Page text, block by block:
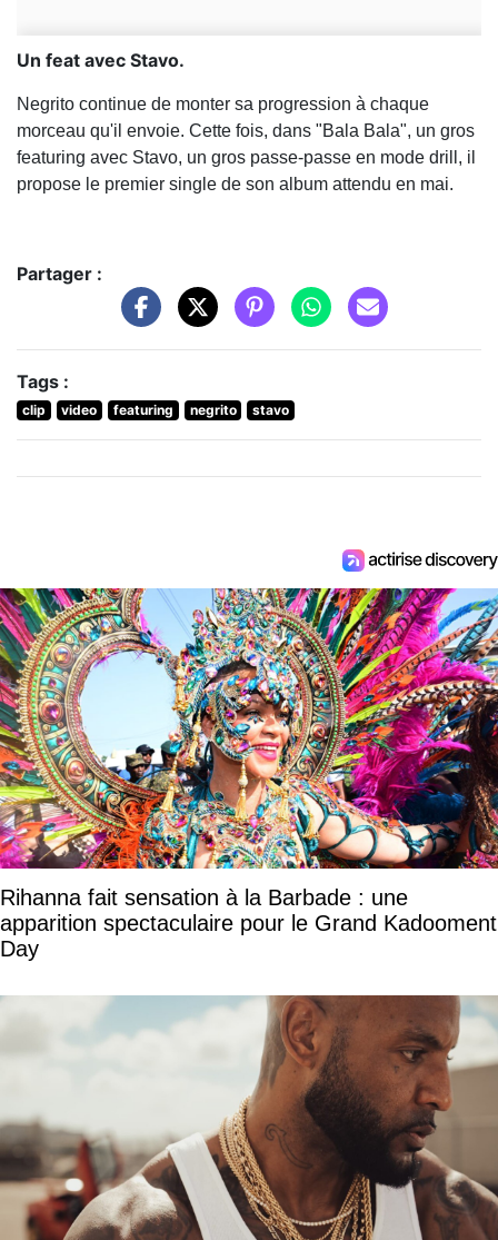
Un feat avec Stavo.
Negrito continue de monter sa progression à chaque
morceau qu'il envoie. Cette fois, dans "Bala Bala", un gros
featuring avec Stavo, un gros passe-passe en mode drill, il
propose le premier single de son album attendu en mai.
Partager :
Tags :
clip video featuring negrito stavo
Rihanna fait sensation à la Barbade : une
apparition spectaculaire pour le Grand Kadooment
Day